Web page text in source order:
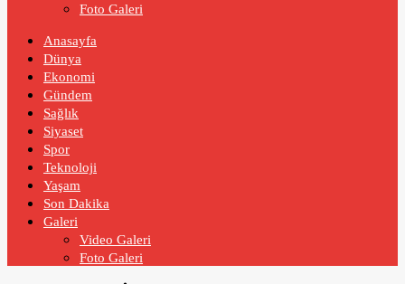
Foto Galeri
Anasayfa
Dünya
Ekonomi
Gündem
Sağlık
Siyaset
Spor
Teknoloji
Yaşam
Son Dakika
Galeri
Video Galeri
Foto Galeri